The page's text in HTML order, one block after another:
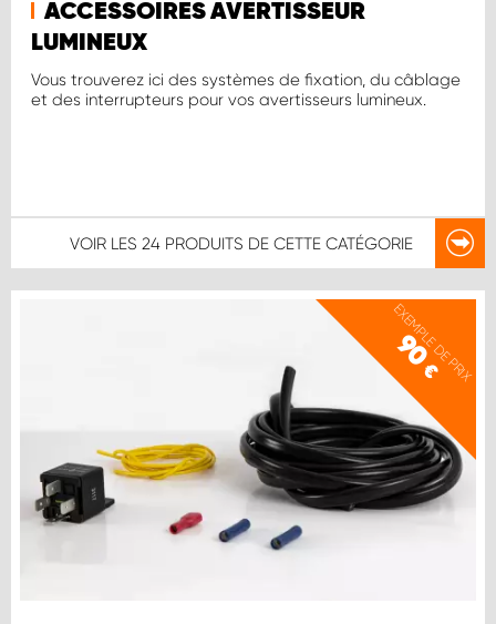
ACCESSOIRES AVERTISSEUR
LUMINEUX
Vous trouverez ici des systèmes de fixation, du câblage
et des interrupteurs pour vos avertisseurs lumineux.
VOIR LES 24 PRODUITS DE CETTE CATÉGORIE
EXEMPLE DE PRIX
90
€